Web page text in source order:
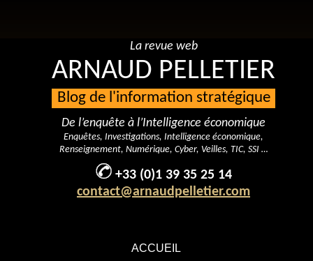
ACCUEIL
La revue web
ARNAUD PELLETIER
Blog de l'information stratégique
De l’enquête à l’Intelligence économique
Enquêtes, Investigations, Intelligence économique,
Renseignement, Numérique, Cyber, Veilles, TIC, SSI …
+33 (0)1 39 35 25 14
contact@arnaudpelletier.com